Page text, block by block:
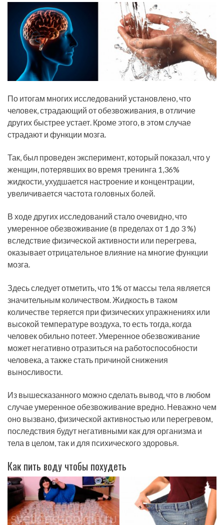
По итогам многих исследований установлено, что
человек, страдающий от обезвоживания, в отличие
других быстрее устает. Кроме этого, в этом случае
страдают и функции мозга.
Так, был проведен эксперимент, который показал, что у
женщин, потерявших во время тренинга 1,36%
жидкости, ухудшается настроение и концентрации,
увеличивается частота головных болей.
В ходе других исследований стало очевидно, что
умеренное обезвоживание (в пределах от 1 до 3 %)
вследствие физической активности или перегрева,
оказывает отрицательное влияние на многие функции
мозга.
Здесь следует отметить, что 1% от массы тела является
значительным количеством. Жидкость в таком
количестве теряется при физических упражнениях или
высокой температуре воздуха, то есть тогда, когда
человек обильно потеет. Умеренное обезвоживание
может негативно отразиться на работоспособности
человека, а также стать причиной снижения
выносливости.
Из вышесказанного можно сделать вывод, что в любом
случае умеренное обезвоживание вредно. Неважно чем
оно вызвано, физической активностью или перегревом,
последствия будут негативными как для организма и
тела в целом, так и для психического здоровья.
Как пить воду чтобы похудеть